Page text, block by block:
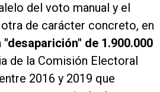
del voto manual y el
de carácter concreto, en
"desaparición" de 1.900.000
de la Comisión Electoral
2016 y 2019 que